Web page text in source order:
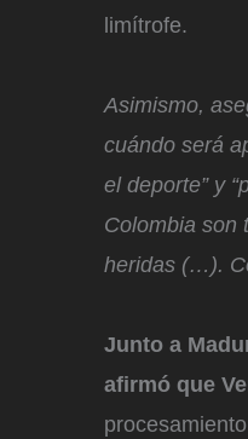
limítrofe.
Asimismo,
cuándo será
el deporte” y
Colombia son
heridas (…).
Junto a
afirmó que